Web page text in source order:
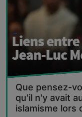
Que pensez-
qu'il n'y avait
islamisme lors